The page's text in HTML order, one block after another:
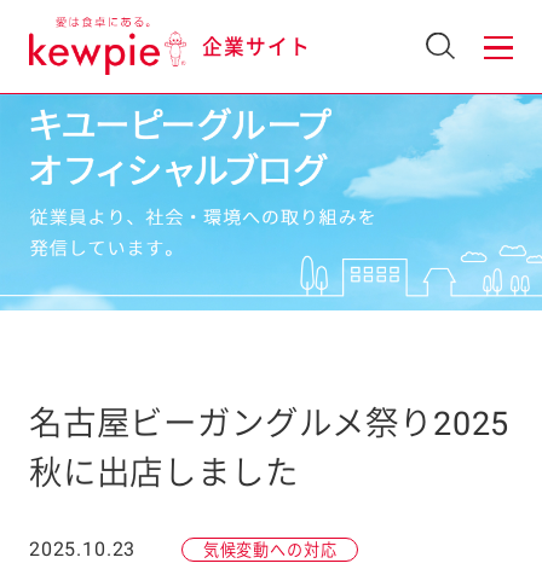
企業サイト
名古屋ビーガングルメ祭り2025
秋に出店しました
2025.10.23 気候変動への対応